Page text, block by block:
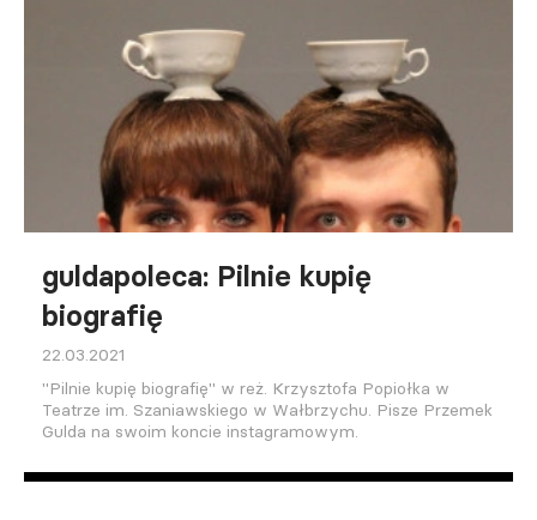
guldapoleca: Pilnie kupię
biografię
22.03.2021
"Pilnie kupię biografię" w reż. Krzysztofa Popiołka w
Teatrze im. Szaniawskiego w Wałbrzychu. Pisze Przemek
Gulda na swoim koncie instagramowym.